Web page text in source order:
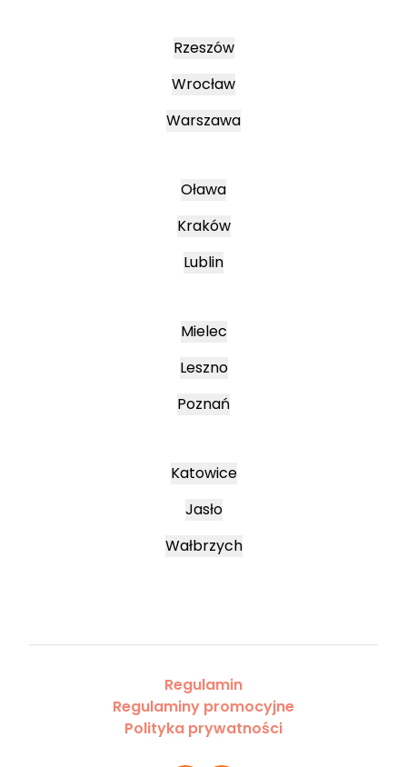
Rzeszów
Wrocław
Warszawa
Oława
Kraków
Lublin
Mielec
Leszno
Poznań
Katowice
Jasło
Wałbrzych
Regulamin
Regulaminy promocyjne
Polityka prywatności